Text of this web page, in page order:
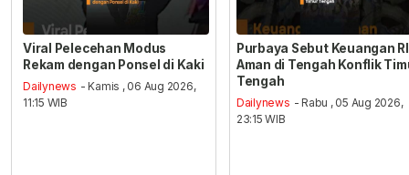
Viral Pelecehan Modus
Rekam dengan Ponsel di Kaki
Dailynews - Kamis , 06 Aug 2026,
11:15 WIB
Purbaya Sebut Keuangan RI
Aman di Tengah Konflik
Tengah
Dailynews - Rabu , 05 Aug 2026,
23:15 WIB